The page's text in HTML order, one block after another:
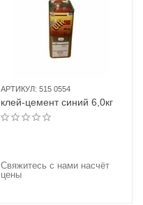
АРТИКУЛ: 515 0554
клей-цемент синий 6,0кг
Свяжитесь с нами насчёт
цены